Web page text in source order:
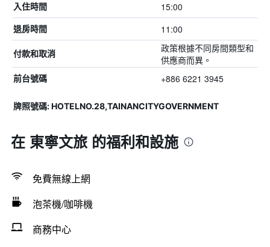
入住時間 15:00
退房時間 11:00
付款和取消
政策根據不同房間類型和
供應商而異。
前台號碼 +886 6221 3945
牌照號碼: HOTELNO.28,TAINANCITYGOVERNMENT
在 東寧文旅 的福利和設施
免費無線上網
泡茶機/咖啡機
商務中心